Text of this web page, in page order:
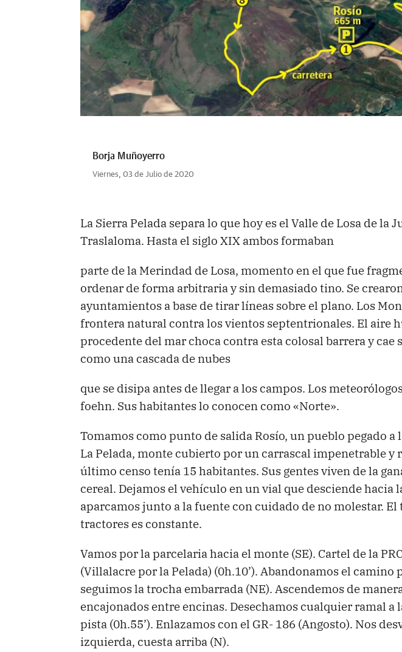
Borja Muñoyerro
Viernes, 03 de Julio de 2020
La Sierra Pelada separa lo que hoy es el Valle de Losa de la
Traslaloma. Hasta el siglo XIX ambos formaban
parte de la Merindad de Losa, momento en el que fue
ordenar de forma arbitraria y sin demasiado tino. Se
ayuntamientos a base de tirar líneas sobre el plano. Los
frontera natural contra los vientos septentrionales. El aire
procedente del mar choca contra esta colosal barrera y cae
como una cascada de nubes
que se disipa antes de llegar a los campos. Los
foehn. Sus habitantes lo conocen como «Norte».
Tomamos como punto de salida Rosío, un pueblo pegado a
La Pelada, monte cubierto por un carrascal impenetrable y
último censo tenía 15 habitantes. Sus gentes viven de la
cereal. Dejamos el vehículo en un vial que desciende hacia
aparcamos junto a la fuente con cuidado de no molestar. El
tractores es constante.
Vamos por la parcelaria hacia el monte (SE). Cartel de la
(Villalacre por la Pelada) (0h.10’). Abandonamos el camino
seguimos la trocha embarrada (NE). Ascendemos de
encajonados entre encinas. Desechamos cualquier ramal a
pista (0h.55’). Enlazamos con el GR- 186 (Angosto). Nos
izquierda, cuesta arriba (N).